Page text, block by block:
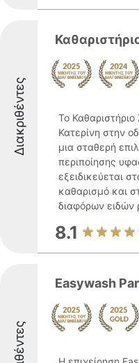
Διακριθέντες
Το
Κατερίνη στην
μια σταθερή
περιποίησης
εξειδικεύεται
καθαρισμό και
διαφόρων ειδών
8.1
Easywash